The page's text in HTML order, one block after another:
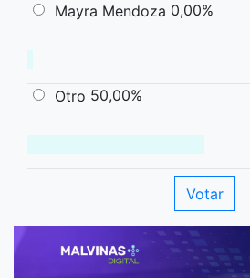
Mayra Mendoza 0,00%
Otro 50,00%